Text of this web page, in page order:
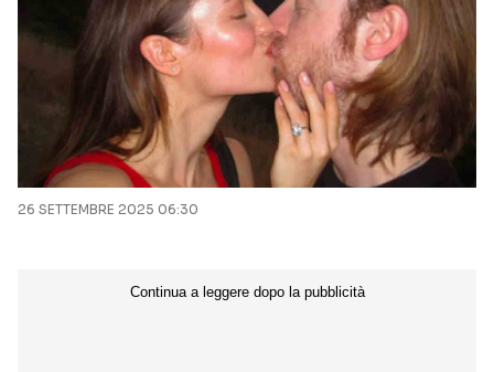
26 SETTEMBRE 2025 06:30